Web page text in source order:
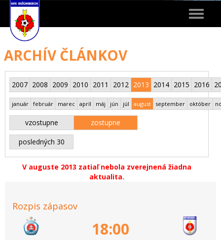
Toggle
ARCHÍV ČLÁNKOV
2007 2008 2009 2010 2011 2012 2013 2014 2015 2016
január február marec apríl máj jún júl august september október
vzostupne zostupne
posledných 30
V auguste 2013 zatiaľ nebola zverejnená žiadna
aktualita.
Rozpis zápasov
18:00